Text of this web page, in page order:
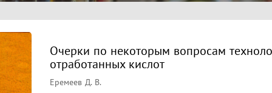
Очерки по некоторым вопросам
отработанных кислот
Еремеев Д. В.